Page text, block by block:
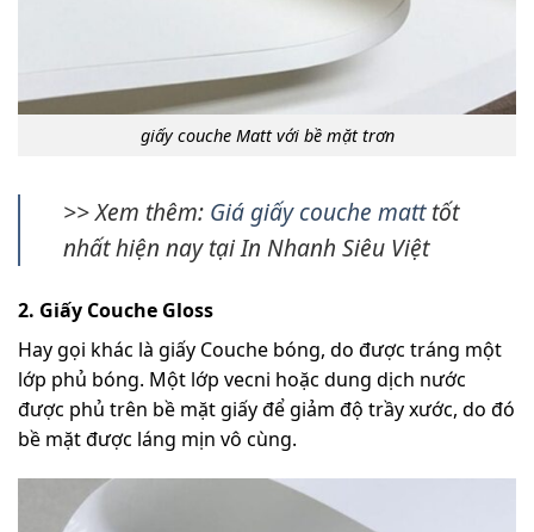
giấy couche Matt với bề mặt trơn
>> Xem thêm: Giá giấy couche matttốt
nhất hiện nay tại In Nhanh Siêu Việt
2. Giấy Couche Gloss
Hay gọi khác là giấy Couche bóng, do được tráng một
lớp phủ bóng. Một lớp vecni hoặc dung dịch nước
được phủ trên bề mặt giấy để giảm độ trầy xước, do đó
bề mặt được láng mịn vô cùng.